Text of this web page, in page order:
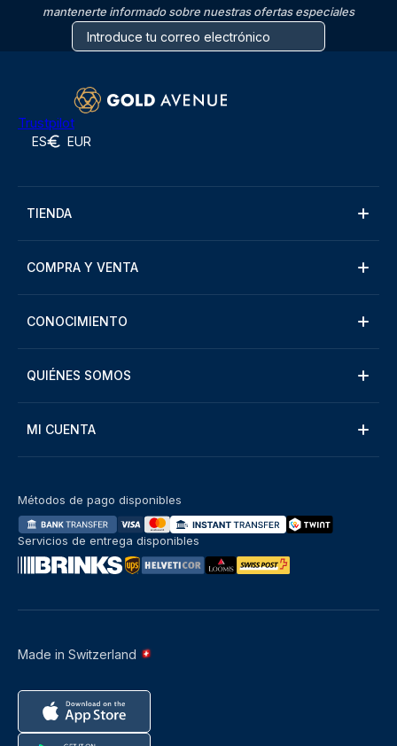
mantenerte informado sobre nuestras ofertas especiales
Trustpilot
ES EUR
TIENDA
COMPRA Y VENTA
CONOCIMIENTO
QUIÉNES SOMOS
MI CUENTA
Made in Switzerland
Métodos de pago disponibles
Servicios de entrega disponibles